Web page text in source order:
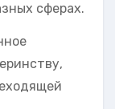
сферах.